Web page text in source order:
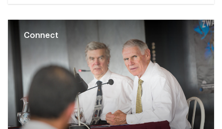
Connect